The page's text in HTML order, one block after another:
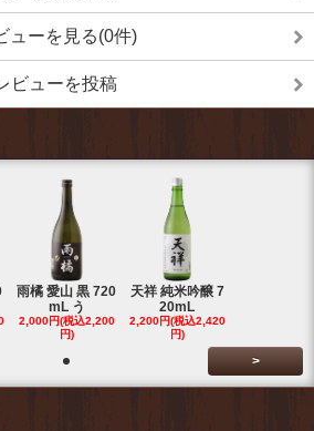
ューを見る(0件)
ビューを投稿
雨橘 愛山 黒 720
mL う
2,000円(税込2,200
円)
天祥 純米吟醸 7
20mL
2,200円(税込2,420
円)
>